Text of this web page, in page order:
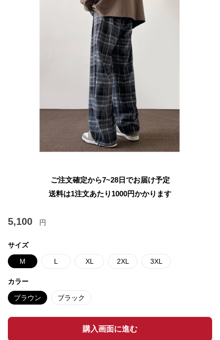
ご注文確定から7~28日でお届け予定
送料は1注文あたり 1000円かかります
5,100 円
サイズ
M L XL 2XL 3XL
カラー
ブラウン ブラック
購入画面に進む